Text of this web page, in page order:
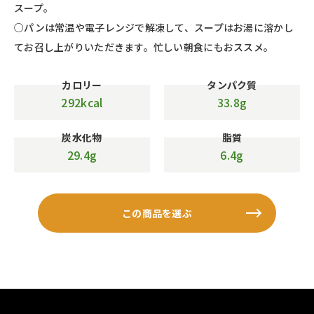
スープ。
○パンは常温や電子レンジで解凍して、スープはお湯に溶かし
てお召し上がりいただきます。忙しい朝食にもおススメ。
カロリー
292kcal
タンパク質
33.8g
炭水化物
29.4g
脂質
6.4g
この商品を選ぶ